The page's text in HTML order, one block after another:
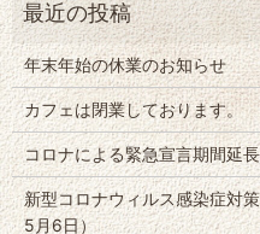
年末年始の休業のお知らせ
カフェは閉業しております。
コロナによる緊急宣言期間延
新型コロナウィルス感染症対
5月6日）